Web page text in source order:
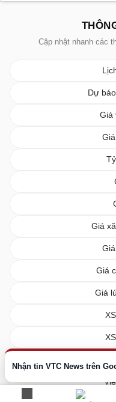
Nhận tin VTC News trên
Cập nhật nhanh các
Dự
Giá
Giá
Giá
Giá